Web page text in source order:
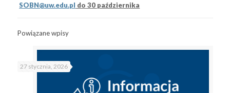
SOBN@uw.edu.pl do 30 października
Powiązane wpisy
27 stycznia, 2026